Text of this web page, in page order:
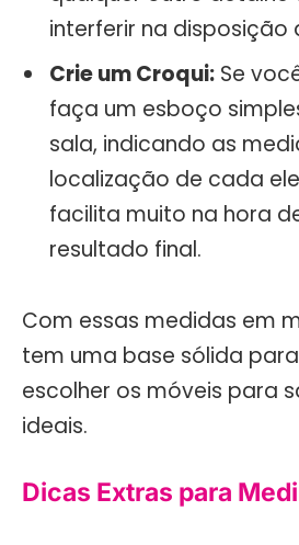
interferir na disposição
Crie um Croqui: Se
faça um esboço
sala, indicando as
localização de cada
facilita muito na hora
resultado final.
Com essas medidas em
tem uma base sólida
escolher os móveis para
ideais.
Dicas Extras para